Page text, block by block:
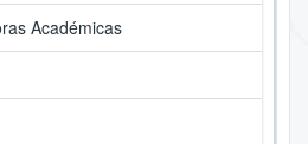
Académicas